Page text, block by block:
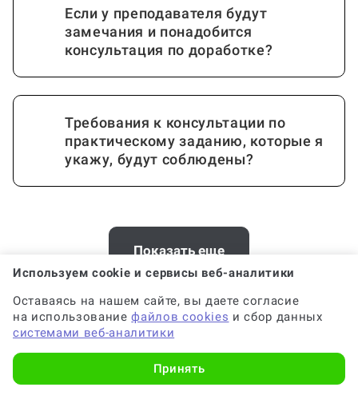
Если у преподавателя будут
замечания и понадобится
консультация по доработке?
Требования к консультации по
практическому заданию, которые я
укажу, будут соблюдены?
Почему выгодно заказать
консультацию по практическому
заданию на Work5?
Когда и как нужно оплачивать
Показать еще
Хотите заказать консультацию по
стихам на заказ в Санкт-
Петербурге? У нас есть офис
Используем cookie и сервисы веб-аналитики
Оставаясь на нашем сайте, вы даете согласие
на использованиефайлов cookies и сбор данных
системами веб-аналитики
Принять